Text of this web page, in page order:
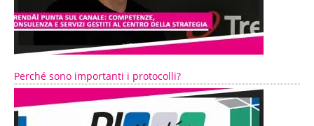
Perché sono importanti i protocolli?